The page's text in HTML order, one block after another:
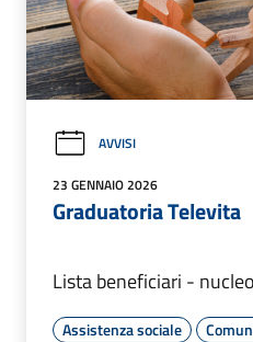
AVVISI
23 GENNAIO 2026
Graduatoria Televita
Lista beneficiari -
Assistenza sociale